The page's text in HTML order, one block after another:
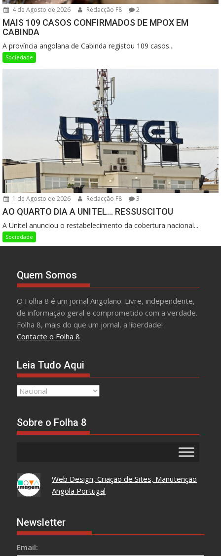
4 de Agosto de 2026 Redacção F8 2
MAIS 109 CASOS CONFIRMADOS DE MPOX EM
CABINDA
A província angolana de Cabinda registou 109 casos...
Sociedade
1 de Agosto de 2026 Redacção F8 3
AO QUARTO DIA A UNITEL… RESSUSCITOU
A Unitel anunciou o restabelecimento da cobertura nacional...
Sociedade
Quem Somos
O Folha 8 é um jornal Angolano. Livre, independente,
de informação geral e comprometido com a verdade.
Folha 8, mais do que um jornal, a liberdade!
Contacte o Folha 8
Leia Tudo Aqui
Leia
Sobre o Folha 8
Web Design, Criação de Sites, Manutenção
Angola Portugal
Newsletter
Email: